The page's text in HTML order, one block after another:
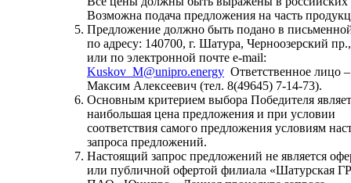
Возможна подача предложения на часть
Предложение должно быть подано в
по адресу: 140700, г. Шатура, Черноозерский
или по электронной почте e-mail:
Kuskov_M@unipro.energy Ответственное лицо
Максим Алексеевич (тел. 8(49645) 7-14-73).
Основным критерием выбора Победителя
наибольшая цена предложения и при условии
соответствия самого предложения условиям
запроса предложений.
Настоящий запрос предложений не является
или публичной офертой филиала «Шатурская